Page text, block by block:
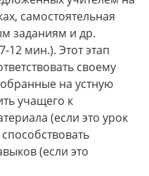
самостоятельная
заданиям и др.
12 мин.). Этот этап
своему
на устную
учащего к
(если это урок
(если это